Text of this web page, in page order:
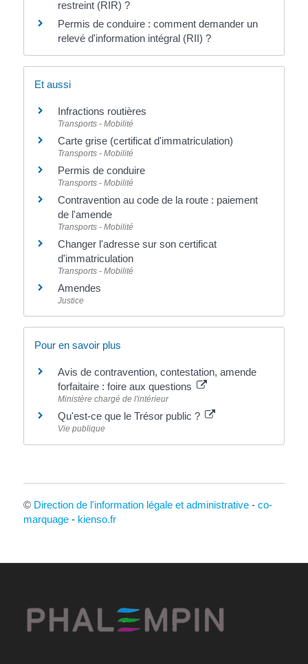
restreint (RIR) ?
Permis de conduire : comment demander un
relevé d'information intégral (RII) ?
Et aussi
Infractions routières
Transports - Mobilité
Carte grise (certificat d'immatriculation)
Transports - Mobilité
Permis de conduire
Transports - Mobilité
Contravention au code de la route : paiement
de l'amende
Transports - Mobilité
Changer l'adresse sur son certificat
d'immatriculation
Transports - Mobilité
Amendes
Justice
Pour en savoir plus
Avis de contravention, contestation, amende
forfaitaire : foire aux questions
Ministère chargé de l'intérieur
Qu'est-ce que le Trésor public ?
Vie publique
© Direction de l'information légale et administrative- co-
marquage- kienso.fr